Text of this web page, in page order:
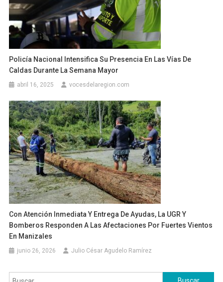
Policía Nacional Intensifica Su Presencia En Las Vías De
Caldas Durante La Semana Mayor
abril 16, 2025 vocesdelaregion.com
Con Atención Inmediata Y Entrega De Ayudas, La UGR Y
Bomberos Responden A Las Afectaciones Por Fuertes Vientos
En Manizales
junio 26, 2026 Julio César Agudelo Ramírez
Buscar: